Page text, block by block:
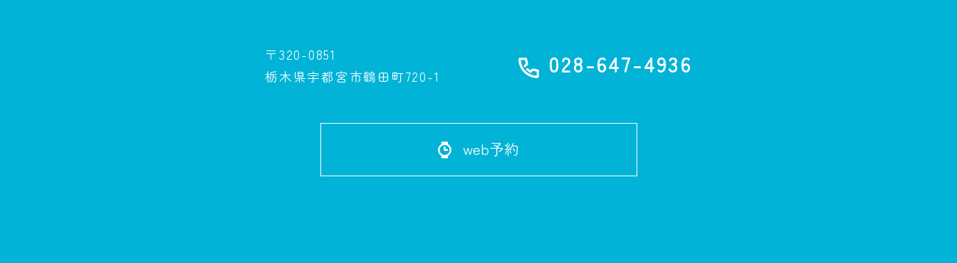
〒320-0851
栃木県宇都宮市鶴田町720-1
028-647-4936
web予約